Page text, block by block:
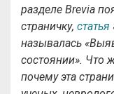
разделе Brevia
страничку, статья
называлась
состоянии». Что
почему эта